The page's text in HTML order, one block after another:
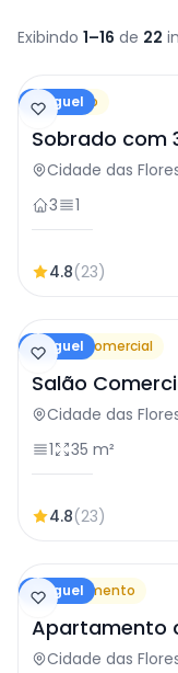
Exibindo 1–16 de 22
Aluguel
Sobrado
Sobrado com
Cidade das
3
1
4.8(23)
Aluguel
Salão Comercial
Salão
Cidade das
1
35 m²
4.8(23)
Aluguel
Apartamento
Apartamento
Osasco
Cidade das